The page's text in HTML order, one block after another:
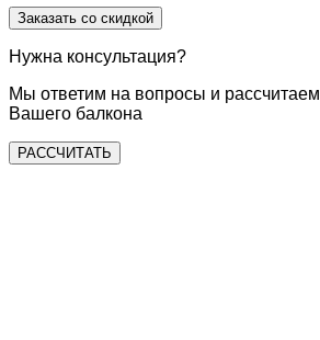
Заказать со скидкой
Нужна консультация?
Мы ответим на вопросы и рассчитаем
Вашего балкона
РАССЧИТАТЬ